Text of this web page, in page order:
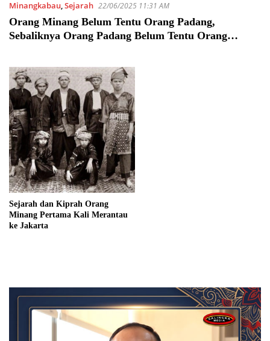
Minangkabau,Sejarah 22/06/2025 11:31 AM
Orang Minang Belum Tentu Orang Padang,
Sebaliknya Orang Padang Belum Tentu Orang
Sejarah dan Kiprah Orang
Minang Pertama Kali Merantau
ke Jakarta